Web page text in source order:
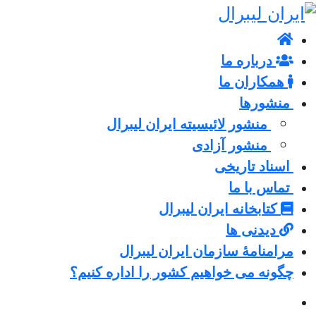
درباره ما
همکاران ما
منشورها
منشور لائیسیته ایران لیبرال
منشور آزادی
اسناد تاریخی
تماس با ما
کتابخانه ایران لیبرال
دیدنی ها
مرامنامۀ سازمان ایران لیبرال
چگونه می خواهیم کشور را اداره کنیم؟